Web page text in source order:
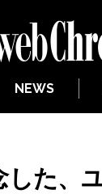
NEWS
た、